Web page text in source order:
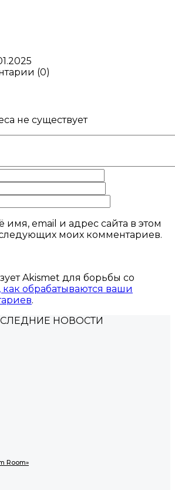
(0)
не существует
имя, email и адрес сайта в этом
моих комментариев.
Akismet для борьбы со
как обрабатываются ваши
.
НОВОСТИ
Room»